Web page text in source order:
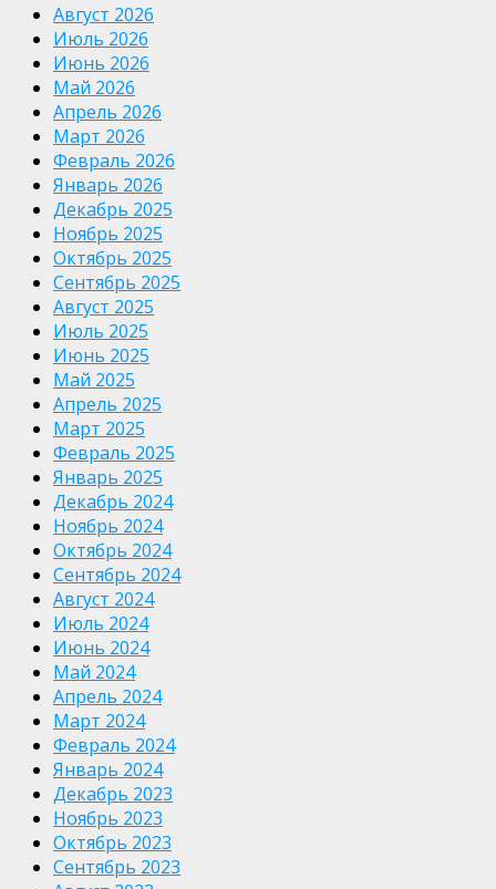
Август 2026
Июль 2026
Июнь 2026
Май 2026
Апрель 2026
Март 2026
Февраль 2026
Январь 2026
Декабрь 2025
Ноябрь 2025
Октябрь 2025
Сентябрь 2025
Август 2025
Июль 2025
Июнь 2025
Май 2025
Апрель 2025
Март 2025
Февраль 2025
Январь 2025
Декабрь 2024
Ноябрь 2024
Октябрь 2024
Сентябрь 2024
Август 2024
Июль 2024
Июнь 2024
Май 2024
Апрель 2024
Март 2024
Февраль 2024
Январь 2024
Декабрь 2023
Ноябрь 2023
Октябрь 2023
Сентябрь 2023